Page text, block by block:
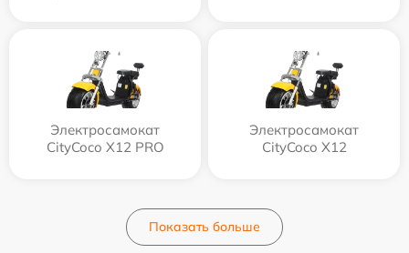
Электросамокат
CityCoco X12 PRO
Электросамокат
CityCoco X12
Показать больше